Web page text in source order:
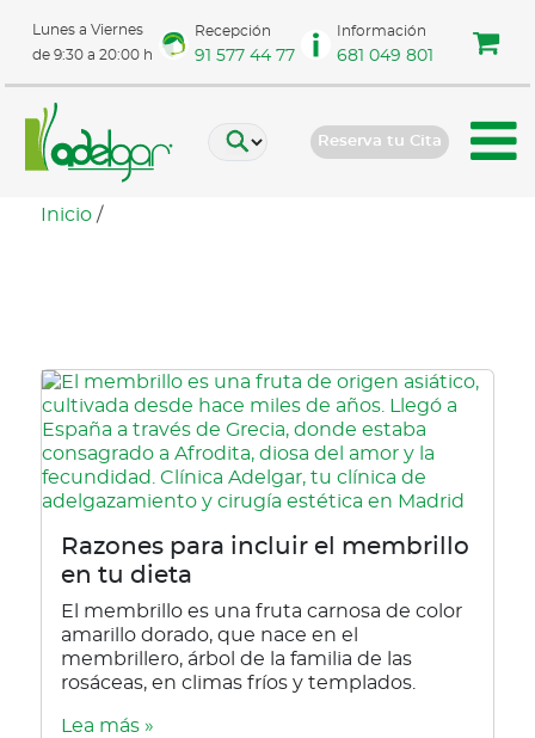
Lunes a Viernes
de 9:30 a 20:00 h
Recepción
91 577 44 77
Información
681 049 801
Reserva tu Cita
Inicio /
Razones para incluir el membrillo
en tu dieta
El membrillo es una fruta carnosa de color
amarillo dorado, que nace en el
membrillero, árbol de la familia de las
rosáceas, en climas fríos y templados.
Lea más »